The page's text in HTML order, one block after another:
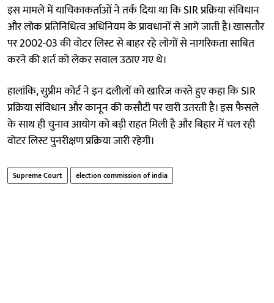
इस मामले में याचिकाकर्ताओं ने तर्क दिया था कि SIR प्रक्रिया संविधान
और लोक प्रतिनिधित्व अधिनियम के प्रावधानों से आगे जाती है। खासतौर
पर 2002-03 की वोटर लिस्ट से बाहर रहे लोगों से नागरिकता साबित
करने की शर्त को लेकर सवाल उठाए गए थे।
हालांकि, सुप्रीम कोर्ट ने इन दलीलों को खारिज करते हुए कहा कि SIR
प्रक्रिया संविधान और कानून की कसौटी पर खरी उतरती है। इस फैसले
के साथ ही चुनाव आयोग को बड़ी राहत मिली है और बिहार में चल रही
वोटर लिस्ट पुनरीक्षण प्रक्रिया जारी रहेगी।
Supreme Court election commission of india